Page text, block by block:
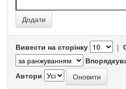
Вивести на сторінку |
Автори